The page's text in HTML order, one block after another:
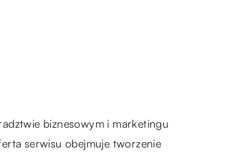
biznesowym i marketingu
serwisu obejmuje tworzenie